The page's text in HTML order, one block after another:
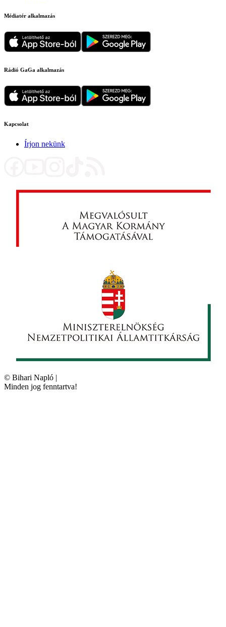
Médiatér alkalmazás
Rádió GaGa alkalmazás
Kapcsolat
Írjon nekünk
© Bihari Napló |
Minden jog fenntartva!